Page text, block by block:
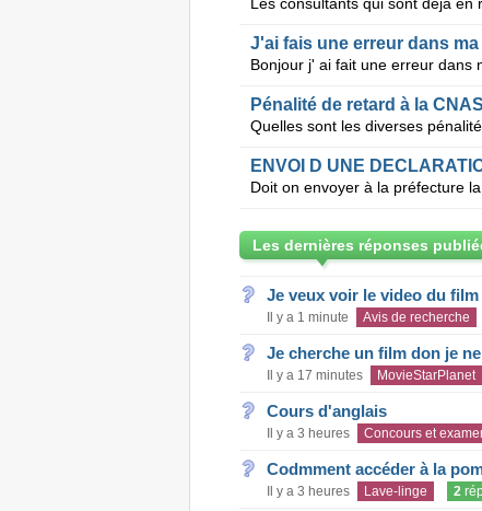
J'ai fais une erreur dans
Pénalité de retard à la
ENVOI D UNE
Les dernières réponses
Je veux voir le video du film
Il y a 1 minute Avis de recherche
Je cherche un film don je
Il y a 17 minutes MovieStarPlanet
Cours d'anglais
Il y a 3 heures Concours et
Codmment accéder à la
Il y a 3 heures Lave-linge 2